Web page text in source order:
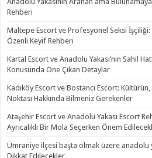
Rehberi
Maltepe Escort ve Profesyonel Seksi İşçiliği:
Özenli Keyif Rehberi
Kartal Escort ve Anadolu Yakası’nın Sahil
Konusunda Öne Çıkan Detaylar
Kadıköy Escort ve Bostancı Escort:
Noktası Hakkında Bilmeniz Gerekenler
Ataşehir Escort ve Anadolu Yakası Escort
Ayrıcalıklı Bir Mola Seçerken Önem
Ümraniye ilçesi başta olmak üzere anadolu
Dikkat Edilecekler